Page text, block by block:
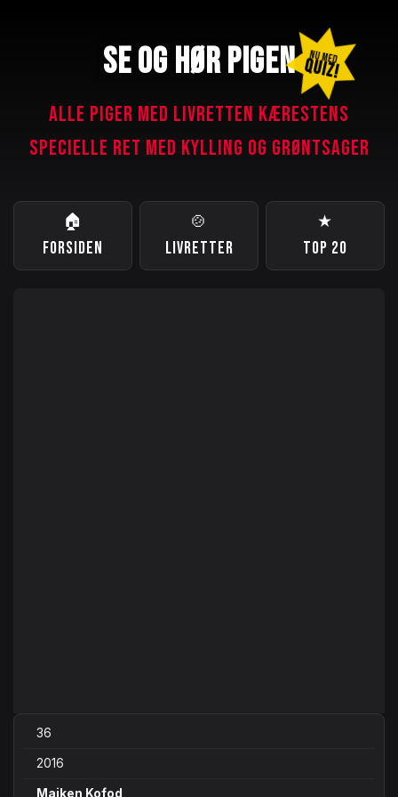
SE OG HØR PIGEN NU MED
QUIZ!
ALLE PIGER MED LIVRETTEN KÆRESTENS
SPECIELLE RET MED KYLLING OG GRØNTSAGER
🏠
FORSIDEN
🍲
LIVRETTER
★
TOP 20
36
2016
Majken Kofod